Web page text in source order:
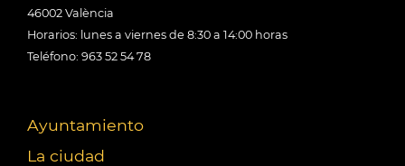
46002 València
Horarios: lunes a viernes de 8:30 a 14:00 horas
Teléfono: 963 52 54 78
Ayuntamiento
La ciudad